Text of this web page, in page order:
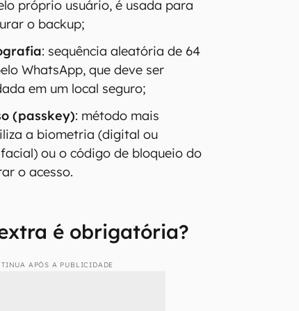
próprio usuário, é usada para
o backup;
: sequência aleatória de 64
WhatsApp, que deve ser
em um local seguro;
(passkey): método mais
a biometria (digital ou
ou o código de bloqueio do
o acesso.
é obrigatória?
APÓS A PUBLICIDADE